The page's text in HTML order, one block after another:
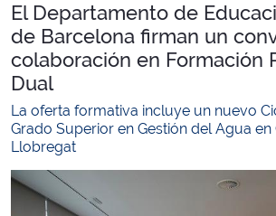
El Departamento de
de Barcelona firman un
colaboración en Formación
Dual
La oferta formativa incluye un nuevo
Grado Superior en Gestión del Agua
Llobregat